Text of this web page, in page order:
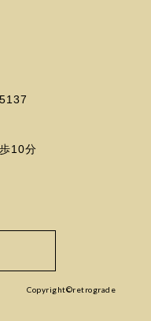
10分
Copyright©retrograde